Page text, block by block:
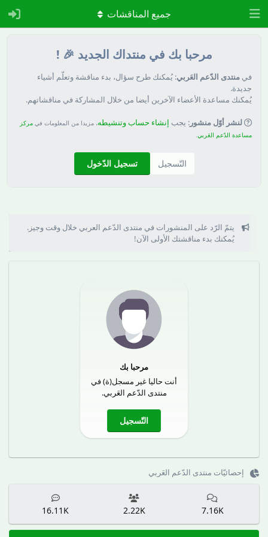
مرحبا بك في منتداك الجديد 🎉 !
في منتدى الدّعم العَربي: يُمكنك طرح سؤال، بدء مناقشة وتعلّم أشياء
جديدة.
يُمكنك مساعدة الأعضاء الآخرين أيضا من خلال المشاركة في مناقشاتهم.
لنشر أوّل منشور : يجب إنشاء حساب وتنشيطه. مزيدا من المعلومات في مركز
مساعدة الدّعم العَربي.
التّسجيل تسجيل الدّخول
يتمّ الرّد على المنشورات في منتدى الدّعم العربي خلال وقت وجيز.
يُمكنك بدء مناقشتك الأولى الآن!
مرحبا بك
أنت حاليا غير مسجل(ة) في
منتدى الدّعم العَربي.
التّسجيل
إحصائيّات منتدى الدّعم العَربي
7.16K
2.22K
16.11K
جميع المناقشات